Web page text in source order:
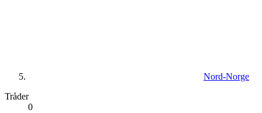
Nord-Norge
Tråder
0